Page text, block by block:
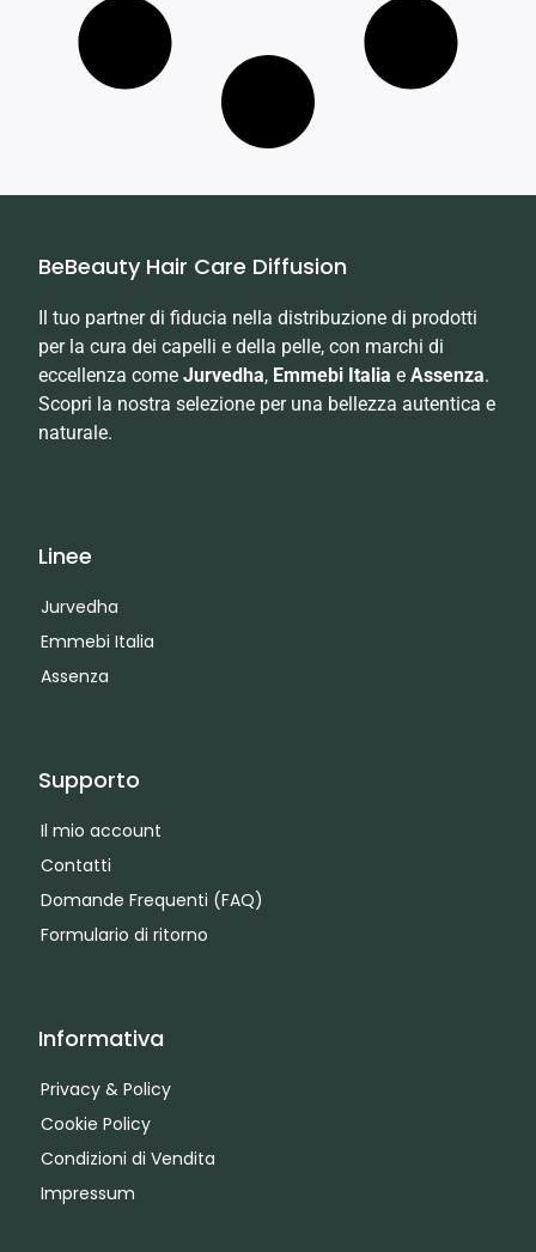
BeBeauty Hair Care Diffusion
Il tuo partner di fiducia nella distribuzione di prodotti
per la cura dei capelli e della pelle, con marchi di
eccellenza come Jurvedha, Emmebi Italia e Assenza.
Scopri la nostra selezione per una bellezza autentica e
naturale.
Linee
Jurvedha
Emmebi Italia
Assenza
Supporto
Il mio account
Contatti
Domande Frequenti (FAQ)
Formulario di ritorno
Informativa
Privacy & Policy
Cookie Policy
Condizioni di Vendita
Impressum